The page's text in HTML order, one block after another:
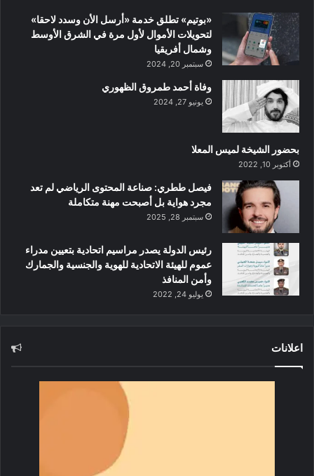
«بوتيم» تطلق خدمة «أرسل الأن وسدد لاحقا»
لتحويلات الأموال لأول مرة في الشرق الأوسط
وشمال أفريقيا
سبتمبر 20, 2024
وفاة أحمد طمروق الظهوري
يونيو 27, 2024
بحضور الشيخة لميس المعلا
أكتوبر 10, 2022
‏فيصل ططري: صناعة المحتوى الرياضي لم تعد
مجرد هواية بل أصبحت مهنة متكاملة
سبتمبر 28, 2025
رئيس الدولة يصدر مراسيم اتحادية بتعيين مدراء
عموم للهيئة الاتحادية للهوية والجنسية والجمارك
وأمن المنافذ
يوليو 24, 2022
اعلانات